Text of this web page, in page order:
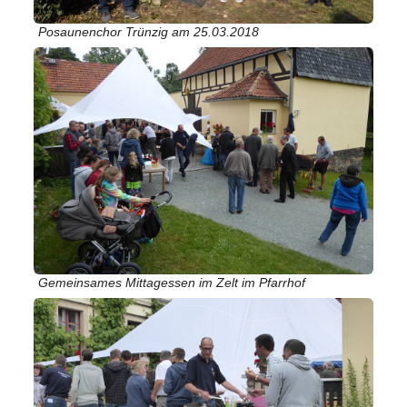
Posaunenchor Trünzig am 25.03.2018
Gemeinsames Mittagessen im Zelt im Pfarrhof